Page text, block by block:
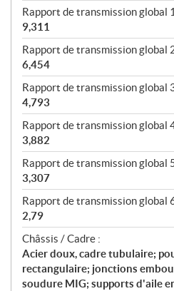
Rapport de transmission global
9,311
Rapport de transmission global
6,454
Rapport de transmission global
4,793
Rapport de transmission global
3,882
Rapport de transmission global
3,307
Rapport de transmission global
2,79
Châssis / Cadre :
Acier doux, cadre tubulaire;
rectangulaire; jonctions
soudure MIG; supports d'aile